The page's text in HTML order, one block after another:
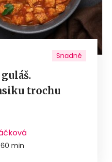
Snadné
trochu
min